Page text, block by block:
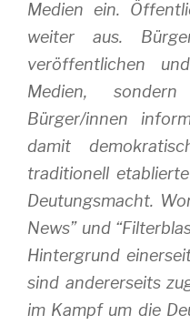
Medien ein.
weiter aus.
veröffentlichen
Medien,
Bürger/innen
damit
traditionell
Deutungsmacht.
News” und
Hintergrund
sind andererseits
im Kampf um die